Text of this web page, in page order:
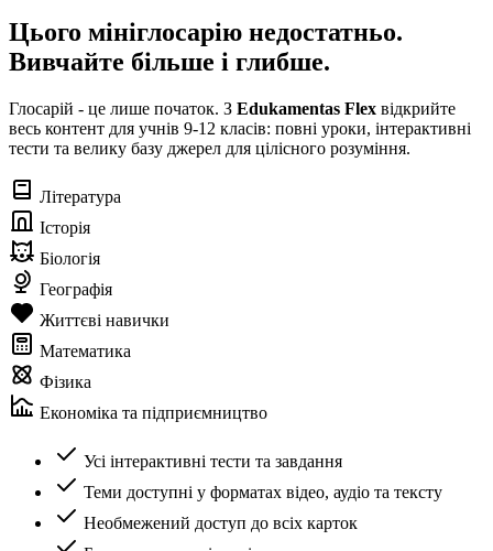
Цього мініглосарію недостатньо.
Вивчайте більше і глибше.
Глосарій - це лише початок. З Edukamentas Flex відкрийте
весь контент для учнів 9-12 класів: повні уроки, інтерактивні
тести та велику базу джерел для цілісного розуміння.
Література
Історія
Біологія
Географія
Життєві навички
Математика
Фізика
Економіка та підприємництво
Усі інтерактивні тести та завдання
Теми доступні у форматах відео, аудіо та тексту
Необмежений доступ до всіх карток